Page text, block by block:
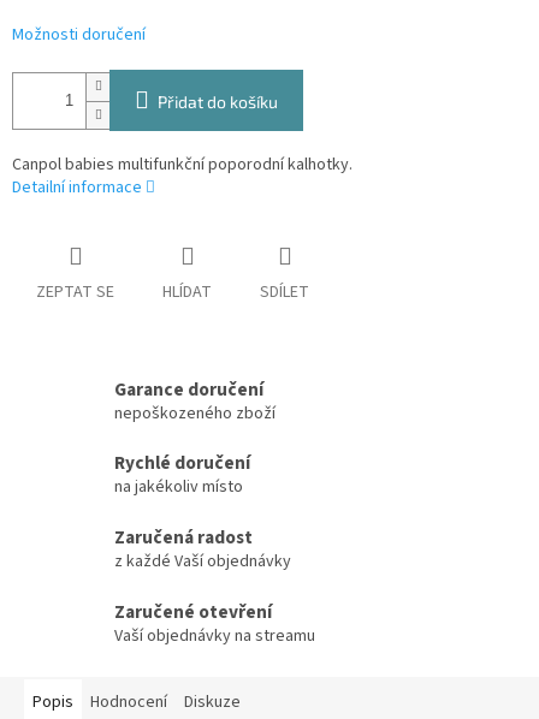
Možnosti doručení
Přidat do košíku
Canpol babies multifunkční poporodní kalhotky.
Detailní informace
ZEPTAT SE HLÍDAT SDÍLET
Garance doručení
nepoškozeného zboží
Rychlé doručení
na jakékoliv místo
Zaručená radost
z každé Vaší objednávky
Zaručené otevření
Vaší objednávky na streamu
Popis Hodnocení Diskuze